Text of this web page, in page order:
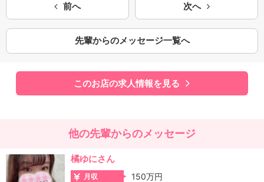
前へ 次へ
先輩からのメッセージ一覧へ
このお店の求人情報を見る
他の先輩からのメッセージ
橘ゆにさん
月収 150万円